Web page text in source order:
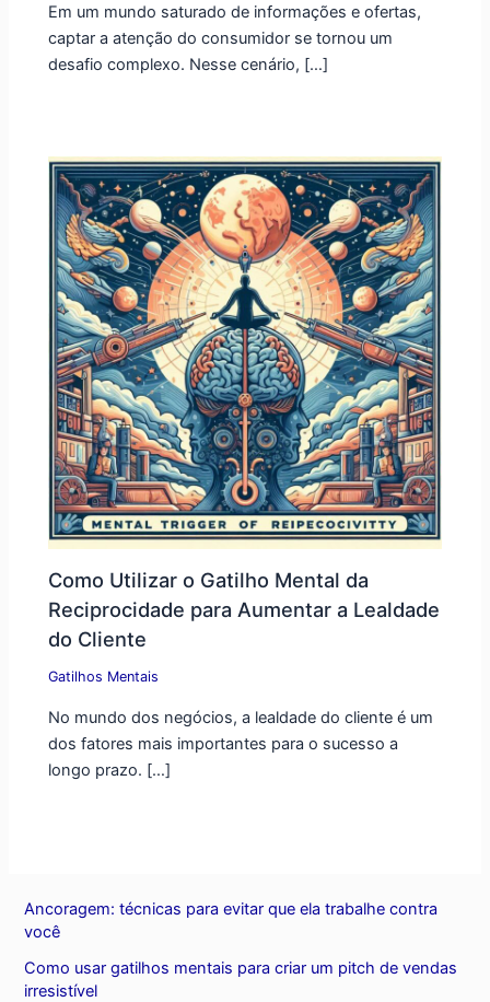
Em um mundo saturado de informações e ofertas,
captar a atenção do consumidor se tornou um
desafio complexo. Nesse cenário, […]
Como Utilizar o Gatilho Mental da
Reciprocidade para Aumentar a Lealdade
do Cliente
Gatilhos Mentais
No mundo dos negócios, a lealdade do cliente é um
dos fatores mais importantes para o sucesso a
longo prazo. […]
Ancoragem: técnicas para evitar que ela trabalhe contra
você
Como usar gatilhos mentais para criar um pitch de vendas
irresistível